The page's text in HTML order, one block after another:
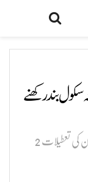
بند رکھنے
نئے شیڈول کے مطابق، پرائمری اسکولوں میں رمضان کی تعطیلات 2